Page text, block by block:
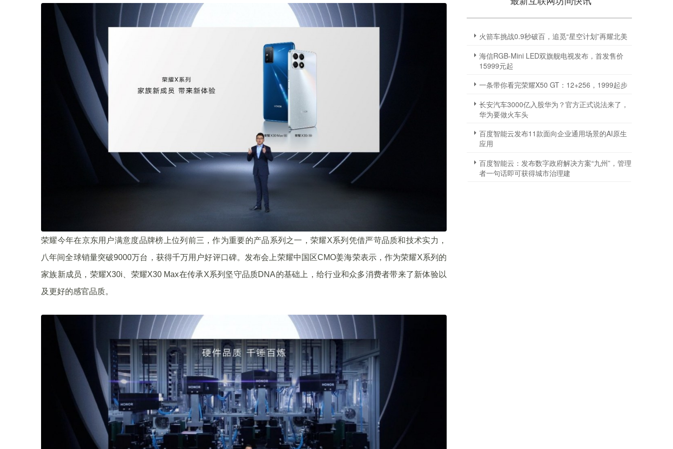
荣耀今年在京东用户满意度品牌榜上位列前三，作为重要的产品系列之一，荣耀X系列凭借严苛品质和技术实力，
八年间全球销量突破9000万台，获得千万用户好评口碑。发布会上荣耀中国区CMO姜海荣表示，作为荣耀X系列的
家族新成员，荣耀X30i、荣耀X30 Max在传承X系列坚守品质DNA的基础上，给行业和众多消费者带来了新体验以
及更好的感官品质。
火箭车挑战0.9秒破百，追觅“星空计划”再耀北美
海信RGB-Mini LED双旗舰电视发布，首发售价
15999元起
一条带你看完荣耀X50 GT：12+256，1999起步
长安汽车3000亿入股华为？官方正式说法来了，
华为要做火车头
百度智能云发布11款面向企业通用场景的AI原生
应用
百度智能云：发布数字政府解决方案“九州”，管理
者一句话即可获得城市治理建